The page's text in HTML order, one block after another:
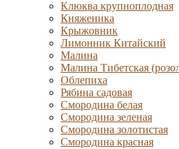
Клюква крупноплодная
Княженика
Крыжовник
Лимонник Китайский
Малина
Малина Тибетская
Облепиха
Рябина садовая
Смородина белая
Смородина зеленая
Смородина золотистая
Смородина красная